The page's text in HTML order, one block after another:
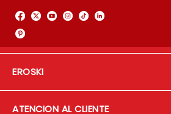
EROSKI
ATENCION AL CLIENTE